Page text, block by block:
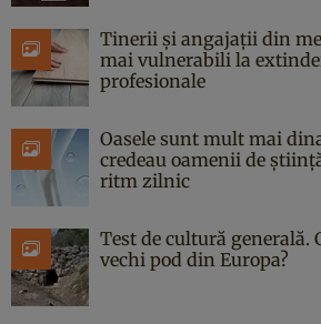
Tinerii și angajații din
mai vulnerabili la
profesionale
Oasele sunt mult mai
credeau oamenii de
ritm zilnic
Test de cultură generală.
vechi pod din Europa?